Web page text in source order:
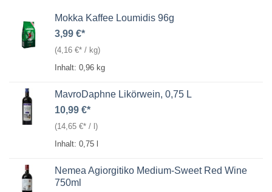
Mokka Kaffee Loumidis 96g
3,99 €
(4,16 € / kg)
Inhalt: 0,96 kg
MavroDaphne Likörwein, 0,75 L
10,99 €
(14,65 € / )
Inhalt: 0,75
Nemea Agiorgitiko Medium-Sweet Red Wine
750ml